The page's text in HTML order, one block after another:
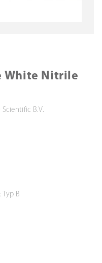
White Nitrile
Scientific B.V.
B